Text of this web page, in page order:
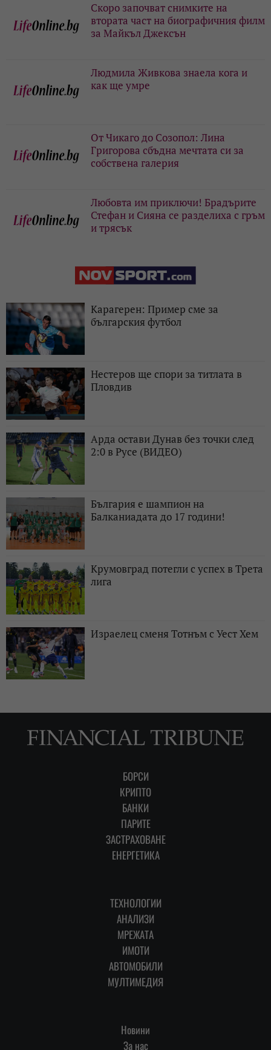
Скоро започват снимките на
втората част на биографичния филм
за Майкъл Джексън
Людмила Живкова знаела кога и
как ще умре
От Чикаго до Созопол: Лина
Григорова сбъдна мечтата си за
собствена галерия
Любовта им приключи! Брадърите
Стефан и Сияна се разделиха с гръм
и трясък
Карагерен: Пример сме за
българския футбол
Нестеров ще спори за титлата в
Пловдив
Арда остави Дунав без точки след
2:0 в Русе (ВИДЕО)
България е шампион на
Балканиадата до 17 години!
Крумовград потегли с успех в Трета
лига
Израелец сменя Тотнъм с Уест Хем
БОРСИ
КРИПТО
БАНКИ
ПАРИТЕ
ЗАСТРАХОВАНЕ
ЕНЕРГЕТИКА
ТЕХНОЛОГИИ
АНАЛИЗИ
МРЕЖАТА
ИМОТИ
АВТОМОБИЛИ
МУЛТИМЕДИЯ
Новини
За нас